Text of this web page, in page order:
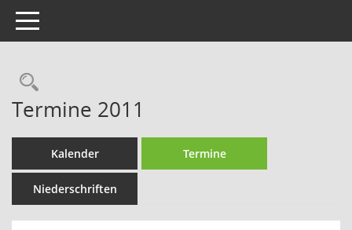
Toggle navigation
Rechercheauswahl
Termine 2011
Kalender Termine
Niederschriften